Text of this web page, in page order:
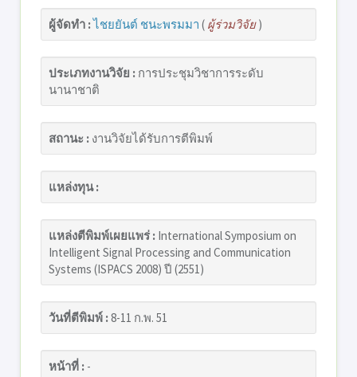
ผู้จัดทำ :ไชยยันต์ ชนะพรมมา ( ผู้ร่วมวิจัย)
ประเภทงานวิจัย : การประชุมวิชาการระดับ
นานาชาติ
สถานะ : งานวิจัยได้รับการตีพิมพ์
แหล่งทุน :
แหล่งตีพิมพ์เผยแพร่ : International Symposium on
Intelligent Signal Processing and Communication
Systems (ISPACS 2008) ปี (2551)
วันที่ตีพิมพ์ :8-11 ก.พ. 51
หน้าที่ : -